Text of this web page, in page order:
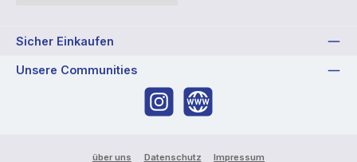
Sicher Einkaufen
Unsere Communities
InstagramWebsite
über uns Datenschutz Impressum